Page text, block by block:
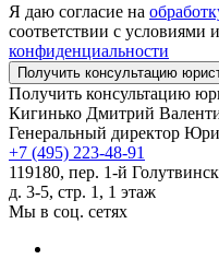
Я даю согласие на
соответствии с условиями
конфиденциальности
Получить консультацию
Кигинько Дмитрий
Генеральный директор
+7 (495) 223-48-91
119180, пер. 1-й
д. 3-5, стр. 1, 1 этаж
Мы в соц. сетях